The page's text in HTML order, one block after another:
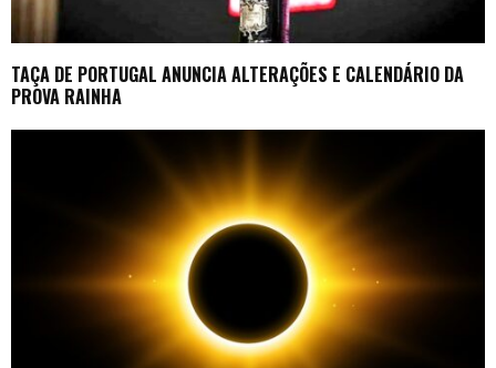
TAÇA DE PORTUGAL ANUNCIA ALTERAÇÕES E CALENDÁRIO DA
PROVA RAINHA